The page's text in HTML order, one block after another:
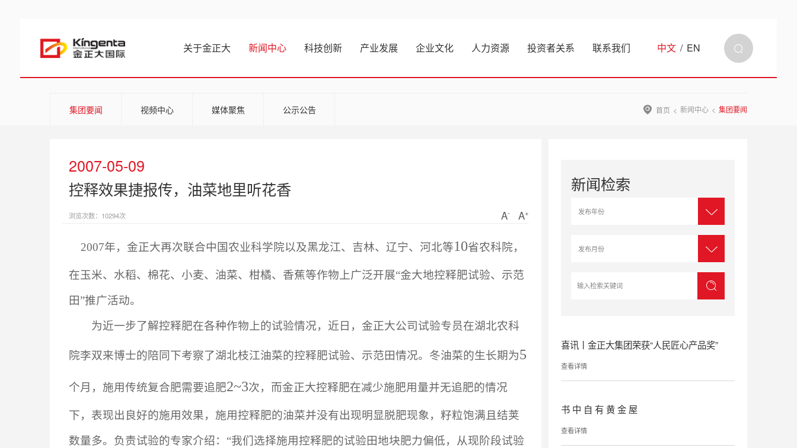
关于金正大 新闻中心 科技创新 产业发展 企业文化 人力资源 投资者关系 联系我们 中文 / EN
集团要闻 视频中心 媒体聚焦 公示公告 首页 新闻中心 集团要闻
2007-05-09
控释效果捷报传，油菜地里听花香
浏览次数：10294次 A- A+
2007年，金正大再次联合中国农业科学院以及黑龙江、吉林、辽宁、河北等10省农科院，
在玉米、水稻、棉花、小麦、油菜、柑橘、香蕉等作物上广泛开展“金大地控释肥试验、示范
田”推广活动。
为近一步了解控释肥在各种作物上的试验情况，近日，金正大公司试验专员在湖北农科
院李双来博士的陪同下考察了湖北枝江油菜的控释肥试验、示范田情况。冬油菜的生长期为5
个月，施用传统复合肥需要追肥2~3次，而金正大控释肥在减少施肥用量并无追肥的情况
下，表现出良好的施用效果，施用控释肥的油菜并没有出现明显脱肥现象，籽粒饱满且结荚
数量多。负责试验的专家介绍：“我们选择施用控释肥的试验田地块肥力偏低，从现阶段试验
新闻检索
喜讯丨金正大集团荣获“人民匠心产品奖”
查看详情
书 中 自 有 黄 金 屋
查看详情